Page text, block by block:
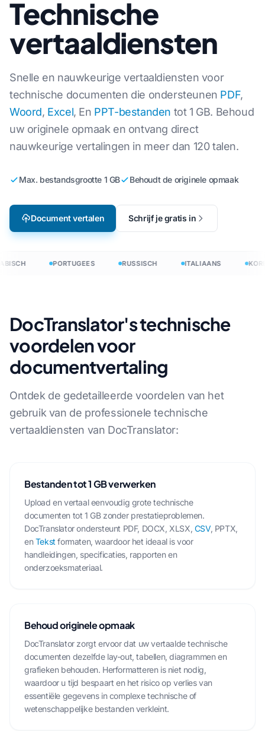
Technische
vertaaldiensten
Snelle en nauwkeurige vertaaldiensten voor
technische documenten die ondersteunen PDF,
Woord, Excel, En PPT-bestanden tot 1 GB. Behoud
uw originele opmaak en ontvang direct
nauwkeurige vertalingen in meer dan 120 talen.
Max. bestandsgrootte 1 GB Behoudt de originele opmaak
Document vertalen Schrijf je gratis in
PORTUGEES RUSSISCH ITALIAANS
DocTranslator's technische
voordelen voor
documentvertaling
Ontdek de gedetailleerde voordelen van het
gebruik van de professionele technische
vertaaldiensten van DocTranslator:
Bestanden tot 1 GB verwerken
Upload en vertaal eenvoudig grote technische
documenten tot 1 GB zonder prestatieproblemen.
DocTranslator ondersteunt PDF, DOCX, XLSX, CSV, PPTX,
enTekst formaten, waardoor het ideaal is voor
handleidingen, specificaties, rapporten en
onderzoeksmateriaal.
Behoud originele opmaak
DocTranslator zorgt ervoor dat uw vertaalde technische
documenten dezelfde lay-out, tabellen, diagrammen en
grafieken behouden. Herformatteren is niet nodig,
waardoor u tijd bespaart en het risico op verlies van
essentiële gegevens in complexe technische of
wetenschappelijke bestanden verkleint.